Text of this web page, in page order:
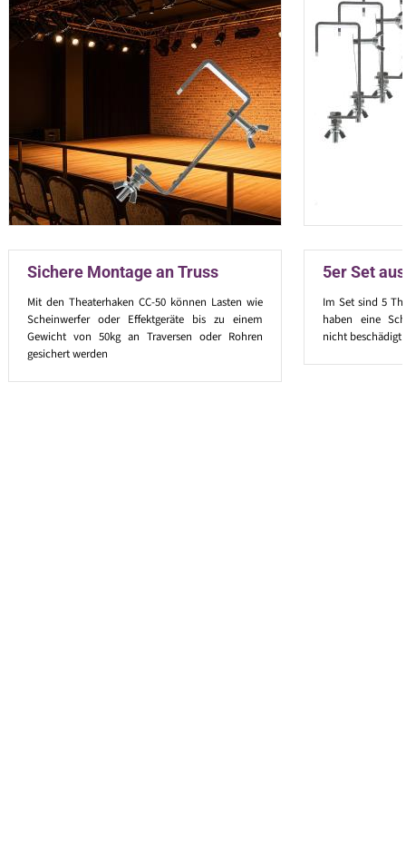
Sichere Montage an Truss
Mit den Theaterhaken CC-50 können Lasten wie
Scheinwerfer oder Effektgeräte bis zu einem
Gewicht von 50kg an Traversen oder Rohren
gesichert werden
5er Set
Im Set sind 5
haben eine
nicht beschädigt